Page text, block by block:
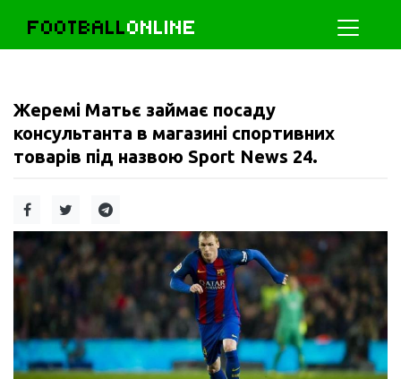
FOOTBALLONLINE
Жеремі Матьє займає посаду
консультанта в магазині спортивних
товарів під назвою Sport News 24.